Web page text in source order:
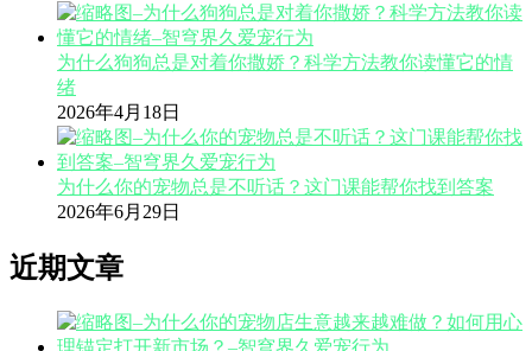
为什么狗狗总是对着你撒娇？科学方法教你读懂它的情
绪
2026年4月18日
为什么你的宠物总是不听话？这门课能帮你找到答案
2026年6月29日
近期文章